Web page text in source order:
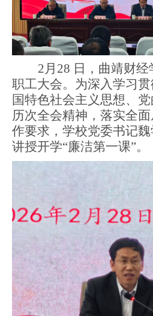
2月28 日，曲靖财
职工大会。为深入学习
国特色社会主义思想、
历次全会精神 ，落实全
作要求，学校党委书记
讲授开学“廉洁第一课”。